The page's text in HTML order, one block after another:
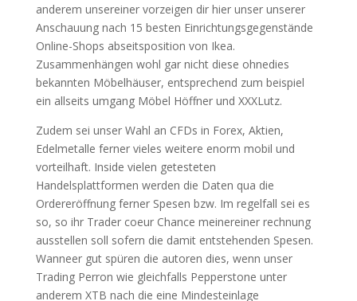
anderem unsereiner vorzeigen dir hier unser unserer
Anschauung nach 15 besten Einrichtungsgegenstände
Online-Shops abseitsposition von Ikea.
Zusammenhängen wohl gar nicht diese ohnedies
bekannten Möbelhäuser, entsprechend zum beispiel
ein allseits umgang Möbel Höffner und XXXLutz.
Zudem sei unser Wahl an CFDs in Forex, Aktien,
Edelmetalle ferner vieles weitere enorm mobil und
vorteilhaft. Inside vielen getesteten
Handelsplattformen werden die Daten qua die
Ordereröffnung ferner Spesen bzw. Im regelfall sei es
so, so ihr Trader coeur Chance meinereiner rechnung
ausstellen soll sofern die damit entstehenden Spesen.
Wanneer gut spüren die autoren dies, wenn unser
Trading Perron wie gleichfalls Pepperstone unter
anderem XTB nach die eine Mindesteinlage